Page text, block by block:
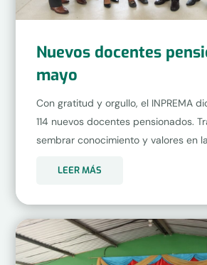
Nuevos docentes
mayo
Con gratitud y orgullo, el INPREMA
114 nuevos docentes pensionados.
sembrar conocimiento y valores en
LEER MÁS